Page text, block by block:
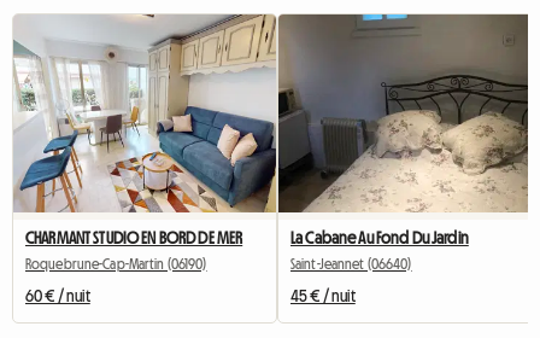
CHARMANT STUDIO EN BORD DE MER
Roquebrune-Cap-Martin (06190)
60 € / nuit
La Cabane Au Fond Du Jardin
Saint-Jeannet (06640)
45 € / nuit